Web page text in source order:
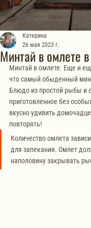
Минтай в омлете
Катерина
26 мая 2023 г.
Минтай в омлете. Еще и
что самый обыденный
Блюдо из простой рыбы и
приготовленное без
вкусно удивить
повторять!
Количество омлета
для запекания. Омлет
наполовину закрывать